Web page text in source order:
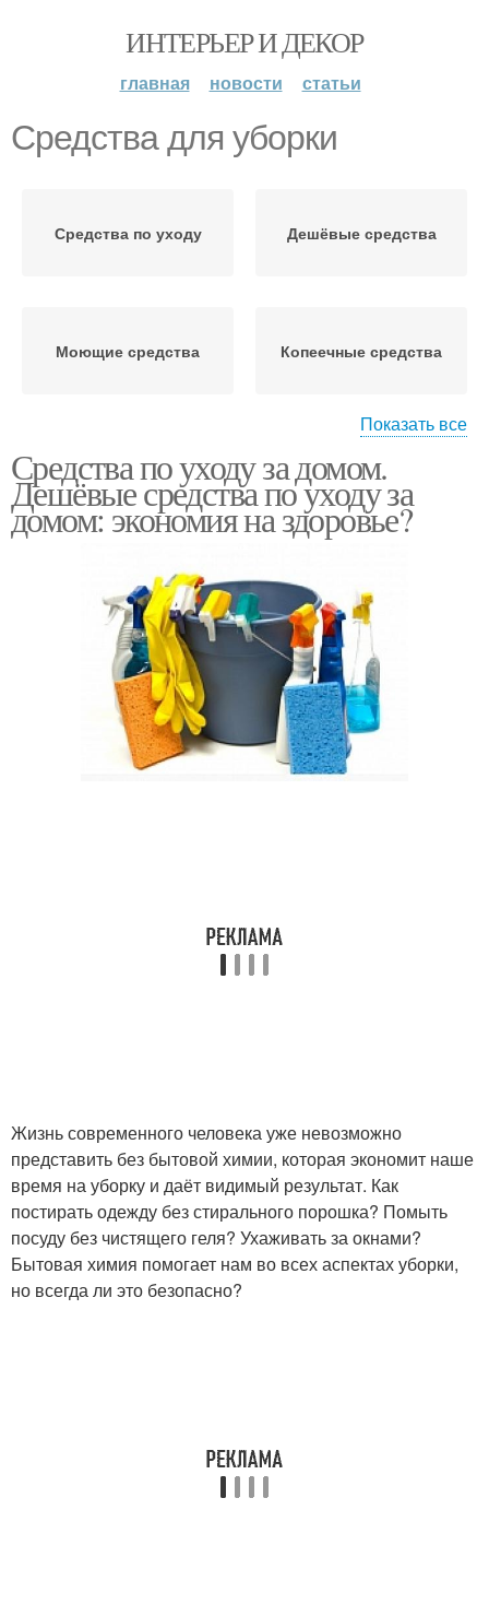
ИНТЕРЬЕР И ДЕКОР
главная новости статьи
Средства для уборки
Средства по уходу Дешёвые средства
Моющие средства Копеечные средства
Народные средства Средства для чистки
Дезинфицирующие
средства
эффективной
дезинфекции
Антибактериальные
средства
Показать все
Средства по уходу за домом.
Дешёвые средства по уходу за
домом: экономия на здоровье?
Жизнь современного человека уже невозможно
представить без бытовой химии, которая экономит наше
время на уборку и даёт видимый результат. Как
постирать одежду без стирального порошка? Помыть
посуду без чистящего геля? Ухаживать за окнами?
Бытовая химия помогает нам во всех аспектах уборки,
но всегда ли это безопасно?